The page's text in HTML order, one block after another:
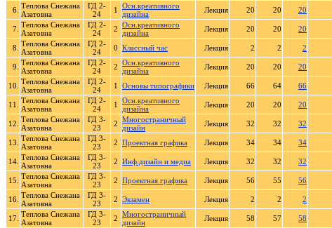
6. Теплова Снежана
Азатовна
ГД 2-
24
1
Осн.креативного
дизайна
Лекция 20 20 20
7. Теплова Снежана
Азатовна
ГД 2-
24
2 Осн.креативного
дизайна
Лекция 20 20 20
8. Теплова Снежана
Азатовна
ГД 2-
24
0 Классный час Лекция 2 2 2
9. Теплова Снежана
Азатовна
ГД 2-
24
2 Осн.креативного
дизайна
Лекция 20 20 20
10. Теплова Снежана
Азатовна
ГД 2-
24
1 Основы типографики Лекция 66 64 66
11.
Теплова Снежана
Азатовна
ГД 2-
24
1
Осн.креативного
дизайна
Лекция 20 20 20
12. Теплова Снежана
Азатовна
ГД 3-
23
2 Многостраничный
дизайн
Лекция 32 32 32
13. Теплова Снежана
Азатовна
ГД 3-
23
2 Проектная графика Лекция 34 34 34
14. Теплова Снежана
Азатовна
ГД 3-
23
2 Инф.дизайн и медиа Лекция 32 32 32
15. Теплова Снежана
Азатовна
ГД 3-
23
2 Проектная графика Лекция 56 55 56
16. Теплова Снежана
Азатовна
ГД 3-
23
2 Экзамен Лекция 2 2 2
17. Теплова Снежана
Азатовна
ГД 3-
23
2 Многостраничный
дизайн
Лекция 58 57 58